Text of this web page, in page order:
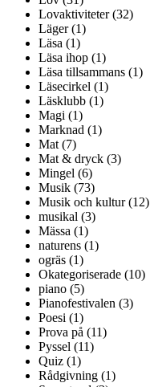
Lovaktiviteter (32)
Läger (1)
Läsa (1)
Läsa ihop (1)
Läsa tillsammans (1)
Läsecirkel (1)
Läsklubb (1)
Magi (1)
Marknad (1)
Mat (7)
Mat & dryck (3)
Mingel (6)
Musik (73)
Musik och kultur (12)
musikal (3)
Mässa (1)
naturens (1)
ogräs (1)
Okategoriserade (10)
piano (5)
Pianofestivalen (3)
Poesi (1)
Prova på (11)
Pyssel (11)
Quiz (1)
Rådgivning (1)